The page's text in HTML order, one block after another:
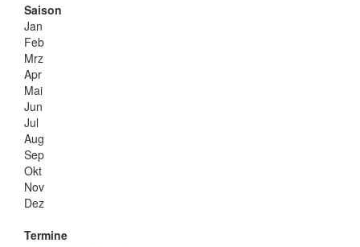
Saison
Jan
Feb
Mrz
Apr
Mai
Jun
Jul
Aug
Sep
Okt
Nov
Dez
Termine